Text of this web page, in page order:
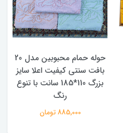
حوله حمام محبوبین مدل 20
بافت سنتی کیفیت اعلا سایز
بزرگ 110*185 سانت با تنوع
رنگ
885,000 تومان